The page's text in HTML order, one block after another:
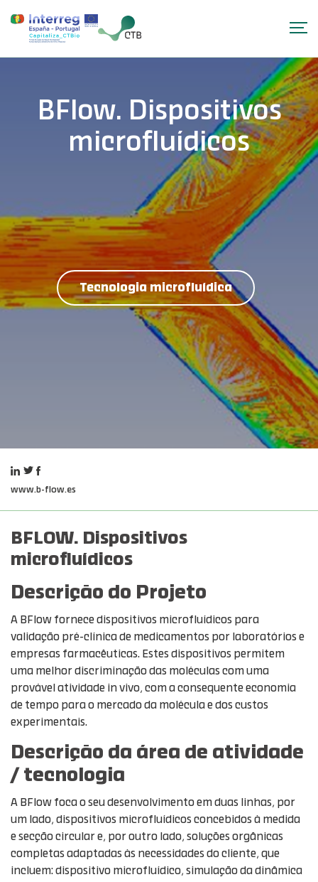
Tecnologia microfluídica
BFlow. Dispositivos
microfluídicos
www.b-flow.es
BFLOW. Dispositivos
microfluídicos
Descrição do Projeto
A BFlow fornece dispositivos microfluídicos para
validação pré-clínica de medicamentos por laboratórios e
empresas farmacêuticas. Estes dispositivos permitem
uma melhor discriminação das moléculas com uma
provável atividade in vivo, com a consequente economia
de tempo para o mercado da molécula e dos custos
experimentais.
Descrição da área de atividade
/ tecnologia
A BFlow foca o seu desenvolvimento em duas linhas, por
um lado, dispositivos microfluídicos concebidos à medida
e secção circular e, por outro lado, soluções orgânicas
completas adaptadas às necessidades do cliente, que
incluem: dispositivo microfluídico, simulação da dinâmica